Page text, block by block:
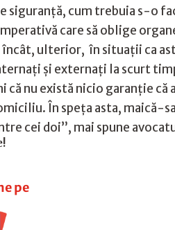
cum trebuia s-o
care să oblige
ulterior, în situații ca
și externați la scurt
că nu există nicio garanție
În speța asta, maică-
cei doi”, mai spune
pe